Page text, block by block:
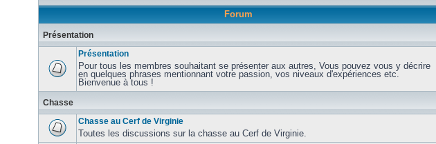
Forum
Présentation
Présentation
Pour tous les membres souhaitant se présenter aux autres, Vous pouvez vous y décrire
en quelques phrases mentionnant votre passion, vos niveaux d'expériences etc.
Bienvenue à tous !
Chasse
Chasse au Cerf de Virginie
Toutes les discussions sur la chasse au Cerf de Virginie.